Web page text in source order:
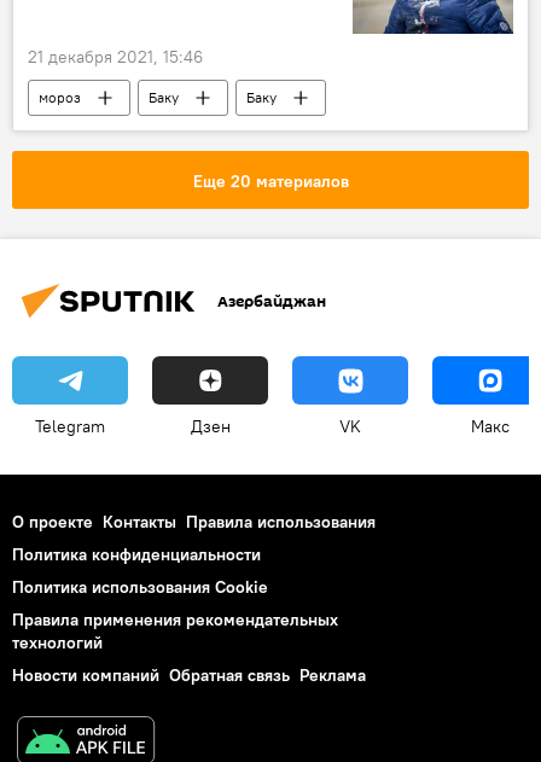
21 декабря 2021, 15:46
мороз Баку
Баку
Прогноз погоды
Предупреждение
Еще 20 материалов
Азербайджан
Telegram Дзен VK Макс
О проекте Контакты Правила использования
Политика конфиденциальности
Политика использования Cookie
Правила применения рекомендательных
технологий
Новости компаний Обратная связь Реклама